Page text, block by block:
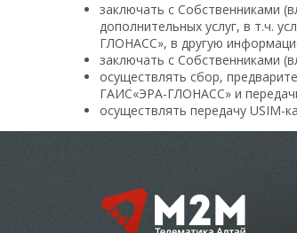
заключать с Собственниками
дополнительных услуг, в т.ч.
ГЛОНАСС», в другую
заключать с Собственниками
осуществлять сбор,
ГАИС«ЭРА-ГЛОНАСС» и
осуществлять передачу USIM-